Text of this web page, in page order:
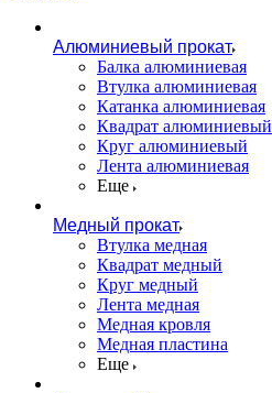
Алюминиевый прокат
Балка алюминиевая
Втулка алюминиевая
Катанка алюминиевая
Квадрат алюминиевый
Круг алюминиевый
Лента алюминиевая
Еще
Медный прокат
Втулка медная
Квадрат медный
Круг медный
Лента медная
Медная кровля
Медная пластина
Еще